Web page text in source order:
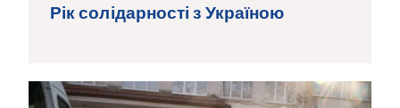
Рік солідарності з Україною